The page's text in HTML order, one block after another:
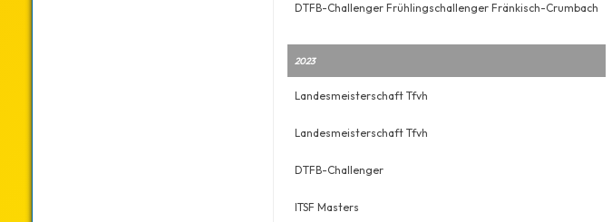
DTFB-Challenger Frühlingschallenger Fränkisch-Crumbach
2023
Landesmeisterschaft Tfvh
Landesmeisterschaft Tfvh
DTFB-Challenger
ITSF Masters